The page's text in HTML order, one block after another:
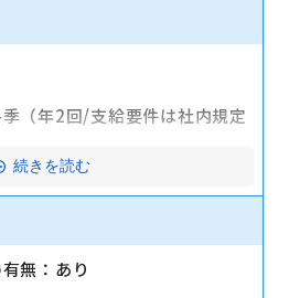
（年2回/支給要件は社内規定
残業時間：10h/月）
り）
続きを読む
無：あり